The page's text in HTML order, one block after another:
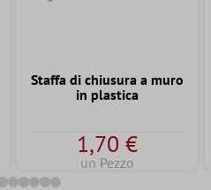
Staffa di chiusura a muro
in plastica
1,70 €
un Pezzo